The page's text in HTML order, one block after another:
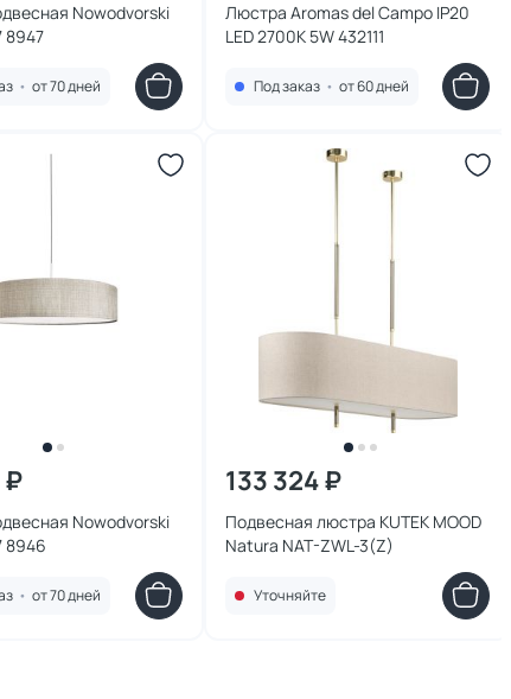
Nowodvorski
8947
• от 70 дней
Люстра Aromas del Campo IP20
LED 2700K 5W 432111
Под заказ • от 60 дней
₽
Nowodvorski
8946
• от 70 дней
133 324 ₽
Подвесная люстра KUTEK MOOD
Natura NAT-ZWL-3(Z)
Уточняйте